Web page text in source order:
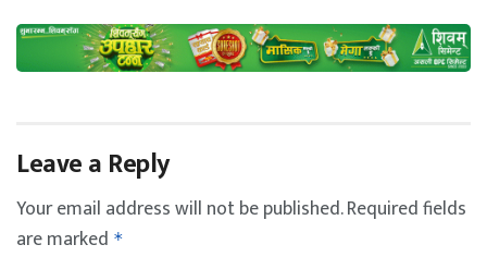
Leave a Reply
Your email address will not be published.Required fields
are marked *